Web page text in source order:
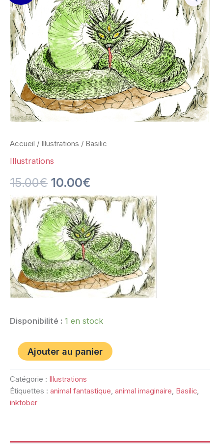
Accueil / Illustrations / Basilic
Illustrations
15.00€
prix
initial
était :
15.00€.
10.00€
prix
actuel
est :
10.00€.
Disponibilité : 1 en stock
Basilic
Ajouter au panier
Catégorie :
Illustrations
Étiquettes : animal fantastique, animal imaginaire, Basilic,
inktober